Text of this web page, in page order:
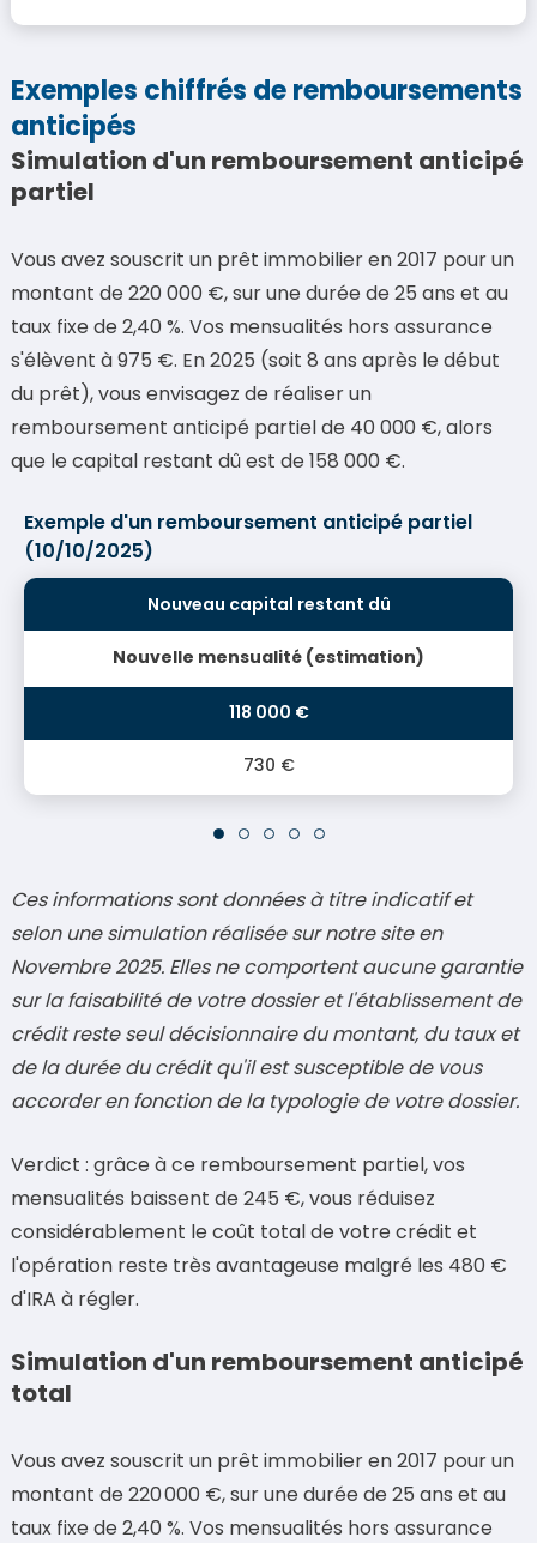
Exemples chiffrés de remboursements
anticipés
Simulation d'un remboursement anticipé
partiel
Vous avez souscrit un prêt immobilier en 2017 pour un
montant de 220 000 €, sur une durée de 25 ans et au
taux fixe de 2,40 %. Vos mensualités hors assurance
s'élèvent à 975 €. En 2025 (soit 8 ans après le début
du prêt), vous envisagez de réaliser un
remboursement anticipé partiel de 40 000 €, alors
que le capital restant dû est de 158 000 €.
Exemple d'un remboursement anticipé partiel
(10/10/2025)
Nouvelle mensualité (estimation)
730 €
Ces informations sont données à titre indicatif et
selon une simulation réalisée sur notre site en
Novembre 2025. Elles ne comportent aucune garantie
sur la faisabilité de votre dossier et l'établissement de
crédit reste seul décisionnaire du montant, du taux et
de la durée du crédit qu'il est susceptible de vous
accorder en fonction de la typologie de votre dossier.
Verdict : grâce à ce remboursement partiel, vos
mensualités baissent de 245 €, vous réduisez
considérablement le coût total de votre crédit et
l'opération reste très avantageuse malgré les 480 €
d'IRA à régler.
Simulation d'un remboursement anticipé
total
Vous avez souscrit un prêt immobilier en 2017 pour un
montant de 220 000 €, sur une durée de 25 ans et au
taux fixe de 2,40 %. Vos mensualités hors assurance